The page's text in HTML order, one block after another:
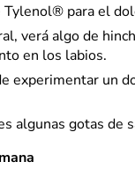
Tylenol® para el
verá algo de
en los labios.
experimentar un
algunas gotas de